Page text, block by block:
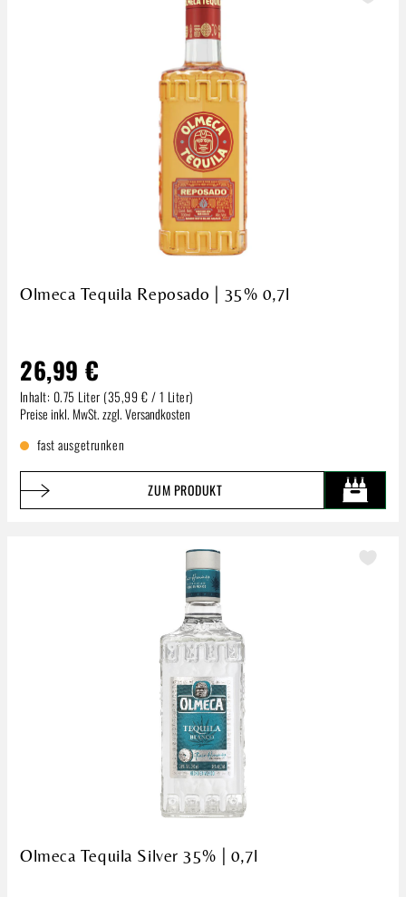
Olmeca Tequila Reposado | 35% 0,7l
26,99 €
Inhalt: 0.75 Liter (35,99 € / 1 Liter)
Regulärer Preis:
Preise inkl. MwSt. zzgl. Versandkosten
fast ausgetrunken
ZUM PRODUKT
Olmeca Tequila Silver 35% | 0,7l